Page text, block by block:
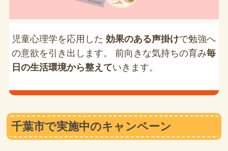
児童心理学を応用した 効果のある声掛けで勉強へ
の意欲を引き出します。 前向きな気持ちの育み毎
日の生活環境から整えていきます。
千葉市で実施中のキャンペーン